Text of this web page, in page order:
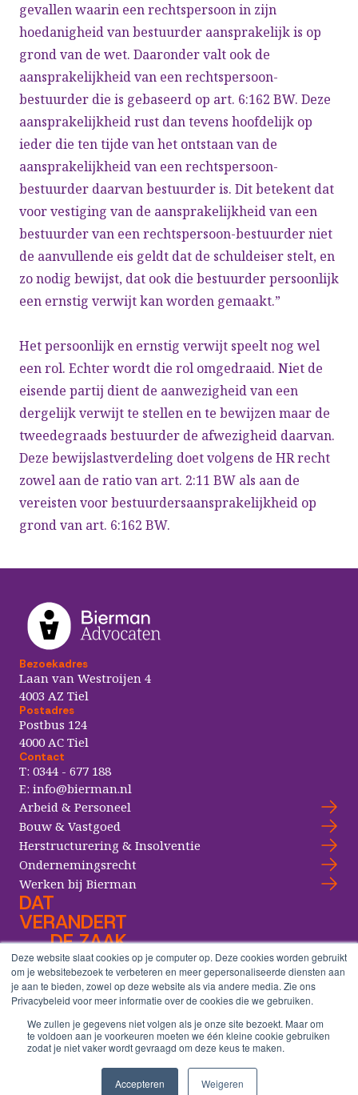
Deze website slaat cookies op je computer op. Deze cookies worden gebruikt
om je websitebezoek te verbeteren en meer gepersonaliseerde diensten aan
je aan te bieden, zowel op deze website als via andere media. Zie ons
Privacybeleid voor meer informatie over de cookies die we gebruiken.
We zullen je gegevens niet volgen als je onze site bezoekt. Maar om
te voldoen aan je voorkeuren moeten we één kleine cookie gebruiken
zodat je niet vaker wordt gevraagd om deze keus te maken.
Accepteren Weigeren
gevallen waarin een rechtspersoon in zijn
hoedanigheid van bestuurder aansprakelijk is op
grond van de wet. Daaronder valt ook de
aansprakelijkheid van een rechtspersoon-
bestuurder die is gebaseerd op art. 6:162 BW. Deze
aansprakelijkheid rust dan tevens hoofdelijk op
ieder die ten tijde van het ontstaan van de
aansprakelijkheid van een rechtspersoon-
bestuurder daarvan bestuurder is. Dit betekent dat
voor vestiging van de aansprakelijkheid van een
bestuurder van een rechtspersoon-bestuurder niet
de aanvullende eis geldt dat de schuldeiser stelt, en
zo nodig bewijst, dat ook die bestuurder persoonlijk
een ernstig verwijt kan worden gemaakt.”
Het persoonlijk en ernstig verwijt speelt nog wel
een rol. Echter wordt die rol omgedraaid. Niet de
eisende partij dient de aanwezigheid van een
dergelijk verwijt te stellen en te bewijzen maar de
tweedegraads bestuurder de afwezigheid daarvan.
Deze bewijslastverdeling doet volgens de HR recht
zowel aan de ratio van art. 2:11 BW als aan de
vereisten voor bestuurdersaansprakelijkheid op
grond van art. 6:162 BW.
Bezoekadres
Laan van Westroijen 4
4003 AZ Tiel
Postadres
Postbus 124
4000 AC Tiel
Contact
T: 0344 - 677 188
E: info@bierman.nl
Arbeid & Personeel
Bouw & Vastgoed
Herstructurering & Insolventie
Ondernemingsrecht
Werken bij Bierman
DAT
VERANDERT
DE ZAAK
Copyright® Bierman Advocaten
Algemene voorwaarden
Cookieverklaring
Disclaimer